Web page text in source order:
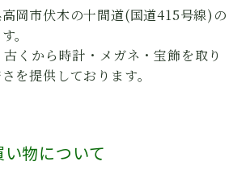
岡市伏木の十間道(国道415号線)の
。
くから時計・メガネ・宝飾を取り
を提供しております。
い物について